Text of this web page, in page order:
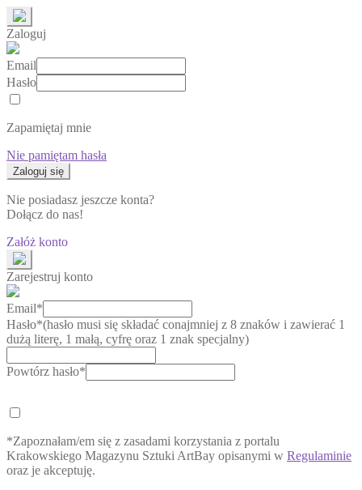
Zaloguj
Email
Hasło
Zapamiętaj mnie
Nie pamiętam hasła
Nie posiadasz jeszcze konta?
Dołącz do nas!
Załóż konto
Zarejestruj konto
Email*
Hasło*(hasło musi się składać conajmniej z 8 znaków i zawierać 1
dużą literę, 1 małą, cyfrę oraz 1 znak specjalny)
Powtórz hasło*
*Zapoznałam/em się z zasadami korzystania z portalu
Krakowskiego Magazynu Sztuki ArtBay opisanymi w Regulaminie
oraz je akceptuję.